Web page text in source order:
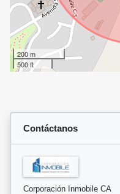
200 m
500 ft
Contáctanos
Corporación Inmobile CA